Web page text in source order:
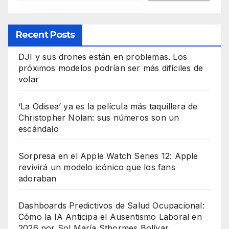
Recent Posts
DJI y sus drones están en problemas. Los
próximos modelos podrían ser más difíciles de
volar
‘La Odisea’ ya es la película más taquillera de
Christopher Nolan: sus números son un
escándalo
Sorpresa en el Apple Watch Series 12: Apple
revivirá un modelo icónico que los fans
adoraban
Dashboards Predictivos de Salud Ocupacional:
Cómo la IA Anticipa el Ausentismo Laboral en